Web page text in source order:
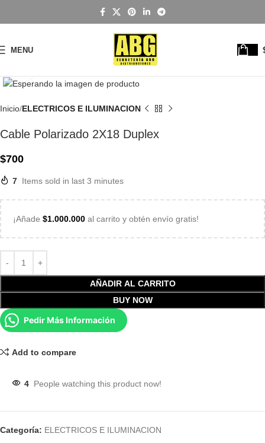
MENU
Inicio ELECTRICOS E ILUMINACION
Cable Polarizado 2X18 Duplex
$700
7 Items sold in last 3 minutes
¡Añade $1.000.000 al carrito y obtén envío gratis!
AÑADIR AL CARRITO
BUY NOW
Pedir Más Información
Add to compare
4 People watching this product now!
Categoría: ELECTRICOS E ILUMINACION